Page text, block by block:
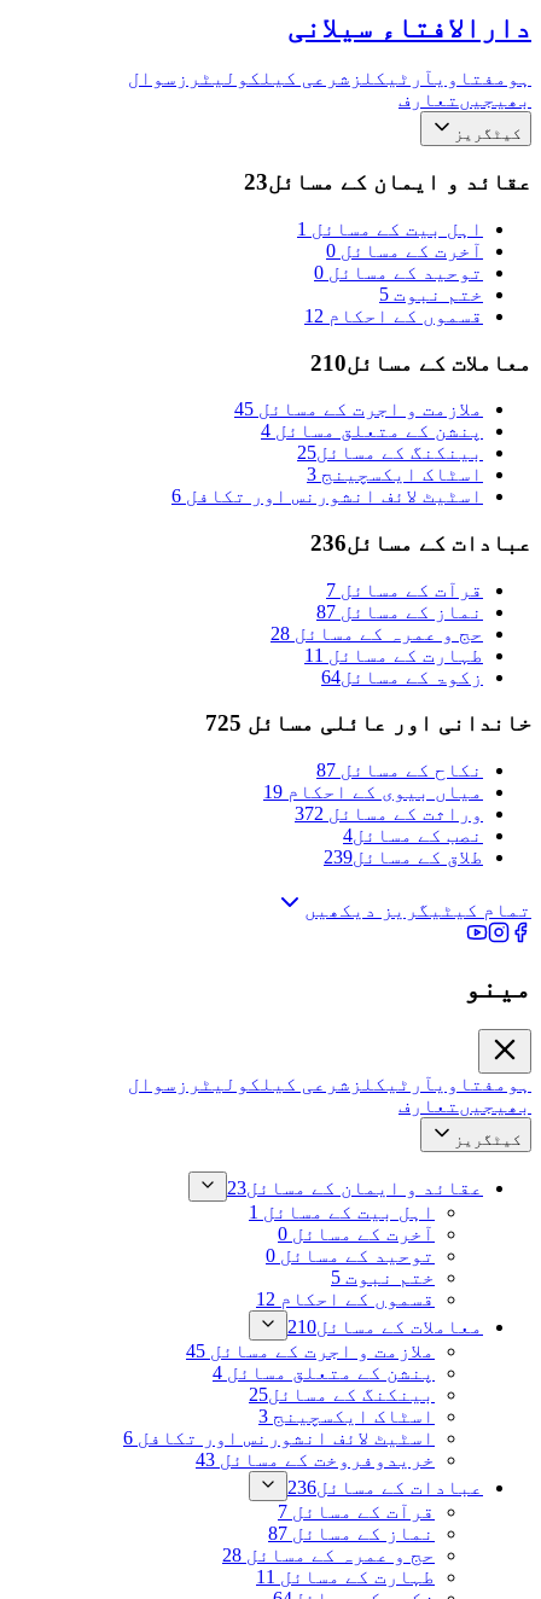
دارالافتاء سیلانی
ہومفتاویآرٹیکلز شرعی کیلکولیٹرز سوال
بھیجیںتعارف
کیٹگریز
عقائد و ایمان کے مسائل23
اہل بیت کے مسائل 1
آخرت کے مسائل 0
توحید کے مسائل 0
ختم نبوت 5
قسموں کے احکام 12
معاملات کے مسائل210
ملازمت و اجرت کے مسائل 45
پنشن کے متعلق مسائل 4
بینکنگ کے مسائل25
اسٹاک ایکسچینج 3
اسٹیٹ لائف انشورنس اور تکافل 6
عبادات کے مسائل236
قرآت کے مسائل 7
نماز کے مسائل 87
حج و عمرہ کے مسائل 28
طہارت کے مسائل 11
زکوۃ کے مسائل64
خاندانی اور عائلی مسائل 725
نکاح کے مسائل 87
میاں بیوی کے احکام 19
وراثت کے مسائل 372
نصب کے مسائل4
طلاق کے مسائل239
تمام کیٹیگریز دیکھیں
مینو
ہوم فتاوی آرٹیکلز شرعی کیلکولیٹرز سوال
بھیجیں تعارف
کیٹگریز
عقائد و ایمان کے مسائل23
اہل بیت کے مسائل 1
آخرت کے مسائل 0
توحید کے مسائل 0
ختم نبوت 5
قسموں کے احکام 12
معاملات کے مسائل210
ملازمت و اجرت کے مسائل 45
پنشن کے متعلق مسائل 4
بینکنگ کے مسائل25
اسٹاک ایکسچینج 3
اسٹیٹ لائف انشورنس اور تکافل 6
خریدوفروخت کے مسائل 43
عبادات کے مسائل236
قرآت کے مسائل 7
نماز کے مسائل 87
حج و عمرہ کے مسائل 28
طہارت کے مسائل 11